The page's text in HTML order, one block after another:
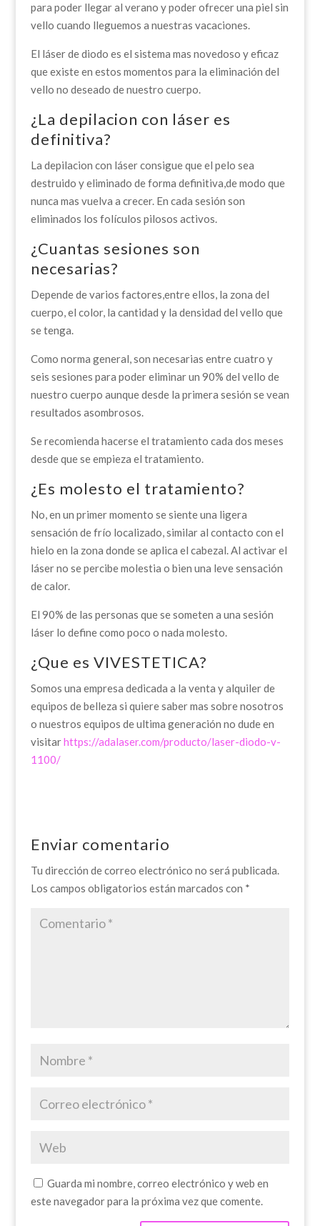
para poder llegar al verano y poder ofrecer una piel sin
vello cuando lleguemos a nuestras vacaciones.
El láser de diodo es el sistema mas novedoso y eficaz
que existe en estos momentos para la eliminación del
vello no deseado de nuestro cuerpo.
¿La depilacion con láser es
definitiva?
La depilacion con láser consigue que el pelo sea
destruido y eliminado de forma definitiva,de modo que
nunca mas vuelva a crecer. En cada sesión son
eliminados los folículos pilosos activos.
¿Cuantas sesiones son
necesarias?
Depende de varios factores,entre ellos, la zona del
cuerpo, el color, la cantidad y la densidad del vello que
se tenga.
Como norma general, son necesarias entre cuatro y
seis sesiones para poder eliminar un 90% del vello de
nuestro cuerpo aunque desde la primera sesión se vean
resultados asombrosos.
Se recomienda hacerse el tratamiento cada dos meses
desde que se empieza el tratamiento.
¿Es molesto el tratamiento?
No, en un primer momento se siente una ligera
sensación de frío localizado, similar al contacto con el
hielo en la zona donde se aplica el cabezal. Al activar el
láser no se percibe molestia o bien una leve sensación
de calor.
El 90% de las personas que se someten a una sesión
láser lo define como poco o nada molesto.
¿Que es VIVESTETICA?
Somos una empresa dedicada a la venta y alquiler de
equipos de belleza si quiere saber mas sobre nosotros
o nuestros equipos de ultima generación no dude en
visitarhttps://adalaser.com/producto/laser-diodo-v-
1100/
Enviar comentario
Tu dirección de correo electrónico no será publicada.
Los campos obligatorios están marcados con *
Guarda mi nombre, correo electrónico y web en
este navegador para la próxima vez que comente.